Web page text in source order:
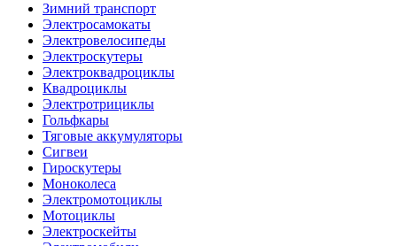
Зимний транспорт
Электросамокаты
Электровелосипеды
Электроскутеры
Электроквадроциклы
Квадроциклы
Электротрициклы
Гольфкары
Тяговые аккумуляторы
Сигвеи
Гироскутеры
Моноколеса
Электромотоциклы
Мотоциклы
Электроскейты